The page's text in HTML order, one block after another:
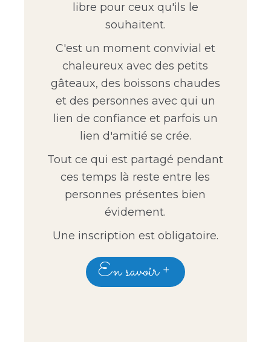
libre pour ceux qu'ils le
souhaitent.
C'est un moment convivial et
chaleureux avec des petits
gâteaux, des boissons chaudes
et des personnes avec qui un
lien de confiance et parfois un
lien d'amitié se crée.
Tout ce qui est partagé pendant
ces temps là reste entre les
personnes présentes bien
évidement.
Une inscription est obligatoire.
En savoir +